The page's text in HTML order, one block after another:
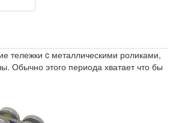
тележки c металлическими роликами,
Обычно этого периода хватает что бы